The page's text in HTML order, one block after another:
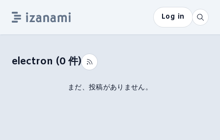
Log in
electron (0 件)
まだ、投稿がありません。